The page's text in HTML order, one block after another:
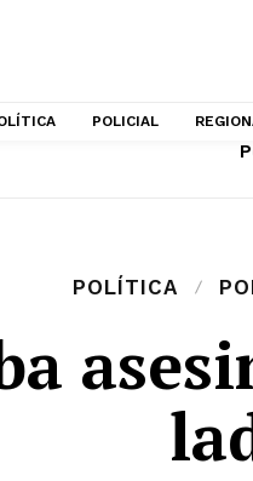
POLICIAL
POLÍTICA